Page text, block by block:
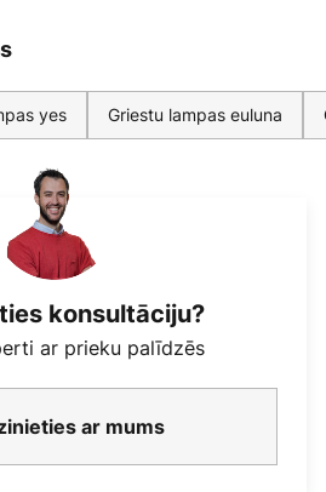
yes Griestu lampas euluna
konsultāciju?
ar prieku palīdzēs
ar mums